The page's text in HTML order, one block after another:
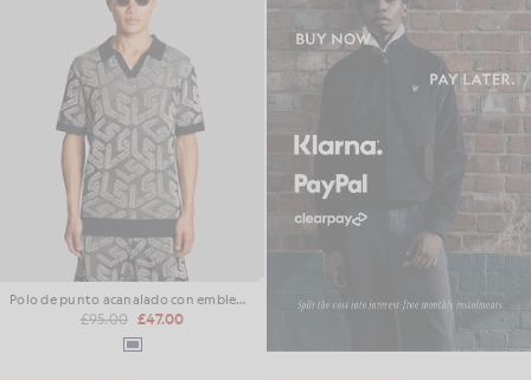
Polo de punto acanalado con emblema
£95.00 £47.00